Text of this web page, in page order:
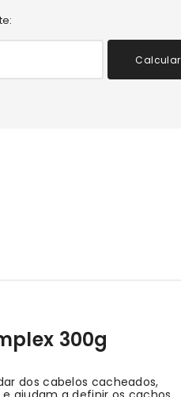
Calcular
300g
dos cabelos cacheados,